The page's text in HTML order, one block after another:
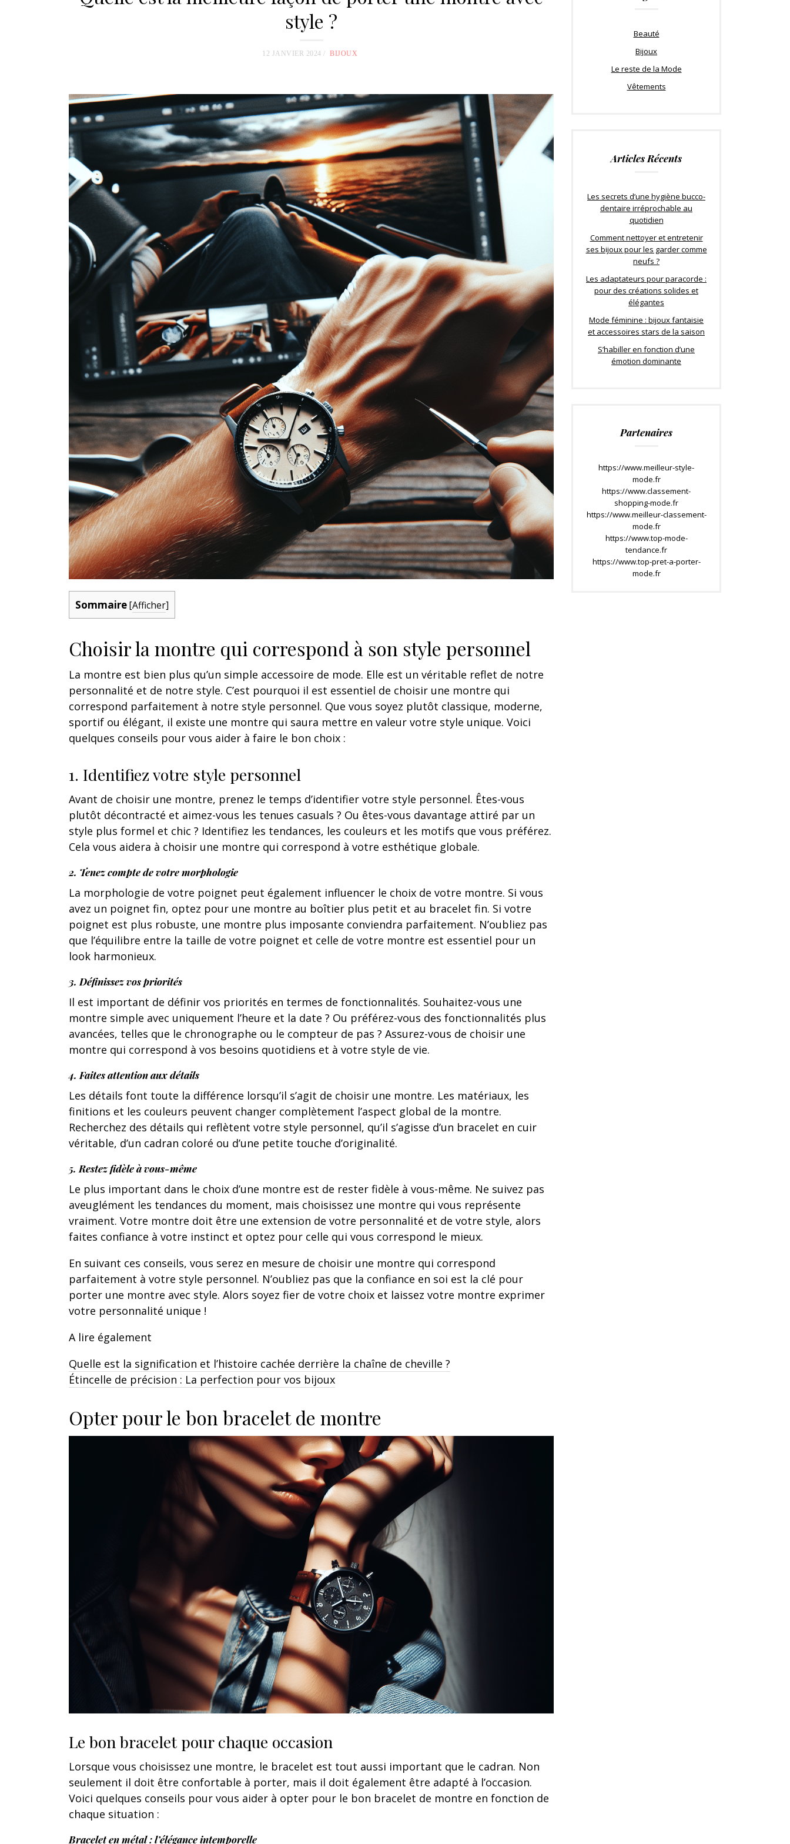
style ?
12 JANVIER 2024 BIJOUX
Sommaire[Afficher]
Choisir la montre qui correspond à son style personnel
La montre est bien plus qu’un simple accessoire de mode. Elle est un véritable reflet de notre
personnalité et de notre style. C’est pourquoi il est essentiel de choisir une montre qui
correspond parfaitement à notre style personnel. Que vous soyez plutôt classique, moderne,
sportif ou élégant, il existe une montre qui saura mettre en valeur votre style unique. Voici
quelques conseils pour vous aider à faire le bon choix :
1. Identifiez votre style personnel
Avant de choisir une montre, prenez le temps d’identifier votre style personnel. Êtes-vous
plutôt décontracté et aimez-vous les tenues casuals ? Ou êtes-vous davantage attiré par un
style plus formel et chic ? Identifiez les tendances, les couleurs et les motifs que vous préférez.
Cela vous aidera à choisir une montre qui correspond à votre esthétique globale.
2. Tenez compte de votre morphologie
La morphologie de votre poignet peut également influencer le choix de votre montre. Si vous
avez un poignet fin, optez pour une montre au boîtier plus petit et au bracelet fin. Si votre
poignet est plus robuste, une montre plus imposante conviendra parfaitement. N’oubliez pas
que l’équilibre entre la taille de votre poignet et celle de votre montre est essentiel pour un
look harmonieux.
3. Définissez vos priorités
Il est important de définir vos priorités en termes de fonctionnalités. Souhaitez-vous une
montre simple avec uniquement l’heure et la date ? Ou préférez-vous des fonctionnalités plus
avancées, telles que le chronographe ou le compteur de pas ? Assurez-vous de choisir une
montre qui correspond à vos besoins quotidiens et à votre style de vie.
4. Faites attention aux détails
Les détails font toute la différence lorsqu’il s’agit de choisir une montre. Les matériaux, les
finitions et les couleurs peuvent changer complètement l’aspect global de la montre.
Recherchez des détails qui reflètent votre style personnel, qu’il s’agisse d’un bracelet en cuir
véritable, d’un cadran coloré ou d’une petite touche d’originalité.
5. Restez fidèle à vous-même
Le plus important dans le choix d’une montre est de rester fidèle à vous-même. Ne suivez pas
aveuglément les tendances du moment, mais choisissez une montre qui vous représente
vraiment. Votre montre doit être une extension de votre personnalité et de votre style, alors
faites confiance à votre instinct et optez pour celle qui vous correspond le mieux.
En suivant ces conseils, vous serez en mesure de choisir une montre qui correspond
parfaitement à votre style personnel. N’oubliez pas que la confiance en soi est la clé pour
porter une montre avec style. Alors soyez fier de votre choix et laissez votre montre exprimer
votre personnalité unique !
A lire également
Quelle est la signification et l’histoire cachée derrière la chaîne de cheville ?
Étincelle de précision : La perfection pour vos bijoux
Opter pour le bon bracelet de montre
Le bon bracelet pour chaque occasion
Lorsque vous choisissez une montre, le bracelet est tout aussi important que le cadran. Non
seulement il doit être confortable à porter, mais il doit également être adapté à l’occasion.
Voici quelques conseils pour vous aider à opter pour le bon bracelet de montre en fonction de
chaque situation :
Bracelet en métal : l’élégance intemporelle
Beauté
Bijoux
Le reste de la Mode
Vêtements
Articles Récents
Les secrets d’une hygiène bucco-
dentaire irréprochable au
quotidien
Comment nettoyer et entretenir
ses bijoux pour les garder comme
neufs ?
Les adaptateurs pour paracorde :
pour des créations solides et
élégantes
Mode féminine : bijoux fantaisie
et accessoires stars de la saison
S’habiller en fonction d’une
émotion dominante
Partenaires
https://www.meilleur-style-
mode.fr
https://www.classement-
shopping-mode.fr
https://www.meilleur-classement-
mode.fr
https://www.top-mode-
tendance.fr
https://www.top-pret-a-porter-
mode.fr